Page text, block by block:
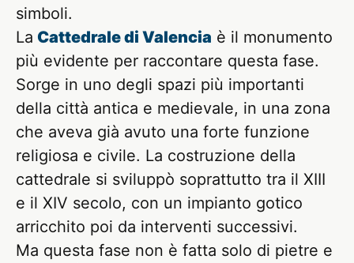
simboli.
La Cattedrale di Valencia è il monumento
più evidente per raccontare questa fase.
Sorge in uno degli spazi più importanti
della città antica e medievale, in una zona
che aveva già avuto una forte funzione
religiosa e civile. La costruzione della
cattedrale si sviluppò soprattutto tra il XIII
e il XIV secolo, con un impianto gotico
arricchito poi da interventi successivi.
Ma questa fase non è fatta solo di pietre e